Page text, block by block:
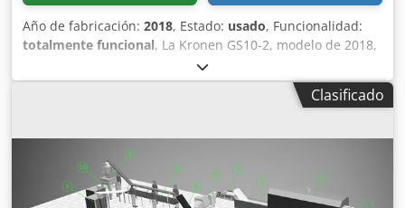
Año de fabricación: 2018, Estado: usado, Funcionalidad:
totalmente funcional, La Kronen GS10-2, modelo de 2018,
es una máquina cortadora versátil y eficiente, adecuada
para una amplia gama de aplicaciones en la industria de
procesamiento de alimentos. Diseñada por el reconocido
un rendimiento constante tanto en operaciones a pequeña
como a gran escala. Gracias a sus ajustes precisos de la
cuchilla, se adapta a diferentes grosores de corte, lo que la
hace ideal para preparar frutas, verduras y otros
Clasificado